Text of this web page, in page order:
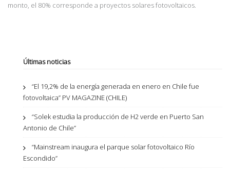
monto, el 80% corresponde a proyectos solares fotovoltaicos.
Últimas noticias
“El 19,2% de la energía generada en enero en Chile fue
fotovoltaica” PV MAGAZINE (CHILE)
“Solek estudia la producción de H2 verde en Puerto San
Antonio de Chile”
“Mainstream inaugura el parque solar fotovoltaico Río
Escondido”